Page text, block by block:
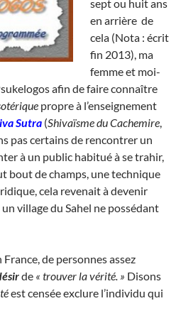
sept ou huit ans
en arrière de
cela (Nota : écrit
fin 2013), ma
femme et moi-
afin de faire connaître
propre à l’enseignement
Sutra (Shivaïsme du Cachemire
pas certains de rencontrer un
à un public habitué à se trahir,
bout de champs, une technique
cela revenait à devenir
village du Sahel ne possédant
France, de personnes assez
de « trouver la vérité. » Disons
est censée exclure l’individu qui